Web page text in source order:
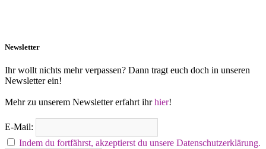
Newsletter
Ihr wollt nichts mehr verpassen? Dann tragt euch doch in unseren
Newsletter ein!
Mehr zu unserem Newsletter erfahrt ihrhier!
E-Mail:
Indem du fortfährst, akzeptierst du unsere Datenschutzerklärung.